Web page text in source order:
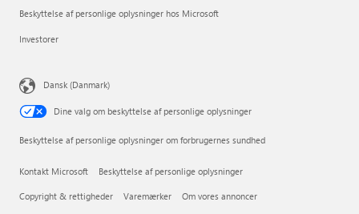
Beskyttelse af personlige oplysninger hos Microsoft
Investorer
Dansk (Danmark)
Dine valg om beskyttelse af personlige oplysninger
Beskyttelse af personlige oplysninger om forbrugernes sundhed
Kontakt Microsoft Beskyttelse af personlige oplysninger
Copyright & rettigheder Varemærker Om vores annoncer